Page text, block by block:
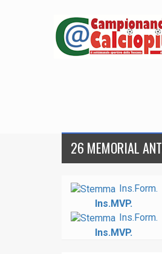
26 MEMORIAL
Ins.Form.
Ins.MVP.
Ins.Form.
Ins.MVP.